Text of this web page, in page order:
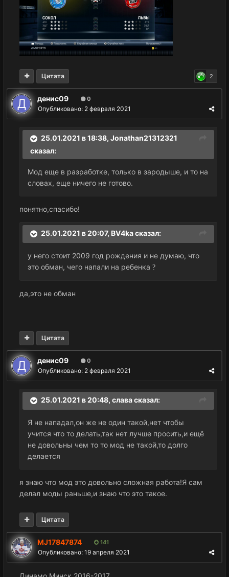
2
Цитата
денис09 0
Опубликовано: 2 февраля 2021
25.01.2021 в 18:38, Jonathan21312321
сказал:
Мод еще в разработке, только в зародыше, и то на
словах, еще ничего не готово.
понятно,спасибо!
25.01.2021 в 20:07, BV4kaсказал:
у него стоит 2009 год рождения и не думаю, что
это обман, чего напали на ребенка ?
да,это не обман
Цитата
денис09 0
Опубликовано: 2 февраля 2021
25.01.2021 в 20:48, славасказал:
Я не нападал,он же не один такой,нет чтобы
учится что то делать,так нет лучше просить,и ещё
не довольны чем то то мод не такой,то долго
делается
я знаю что мод это довольно сложная работа!Я сам
делал моды раньше,и знаю что это такое.
Цитата
MJ17847874 141
Опубликовано: 19 апреля 2021